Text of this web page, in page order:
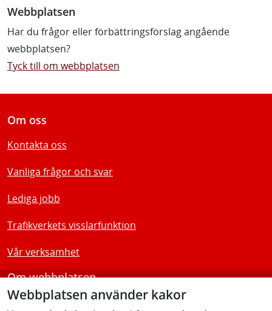
Webbplatsen använder kakor
Webbplatsen
Har du frågor eller förbättringsförslag angående
webbplatsen?
Tyck till om webbplatsen
Om oss
Kontakta oss
Vanliga frågor och svar
Lediga jobb
Trafikverkets visslarfunktion
Vår verksamhet
Om webbplatsen
Tillgänglighetsredogörelse